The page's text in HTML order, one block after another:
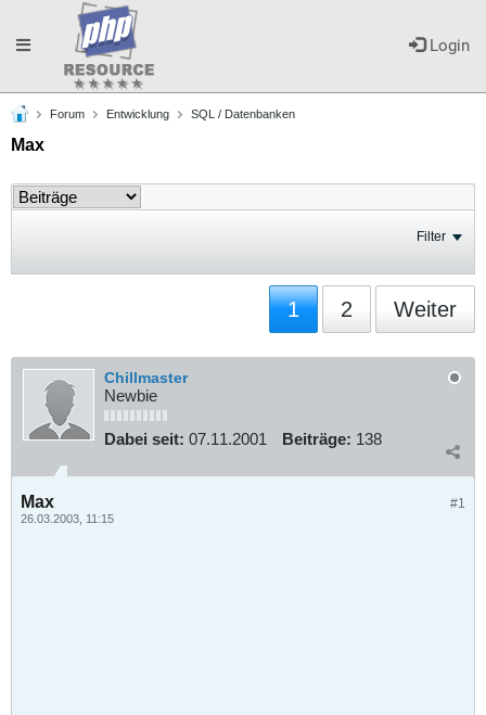
Login
Toggle
navigation
Forum Entwicklung SQL / Datenbanken
Max
Filter
1 2 Weiter
Chillmaster
Newbie
Dabei seit: 07.11.2001 Beiträge: 138
#1
Max
26.03.2003, 11:15